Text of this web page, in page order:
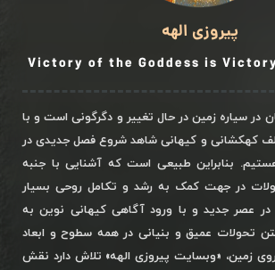
پیروزی الهه
Victory of the Goddess is
در سیاره زمین در حال تغییر و دگرگونی است و با
کهکشانی و کیهانی شاهد شروع فصل جدیدی در
بنابراین طبیعی است که آشنایی با جنبه
در جهت کمک به رشد و تکامل روحی بسیار
عصر جدید و با ورود آگاهی کیهانی نوین به
تحولات عمیق و بنیانی در همه سطوح و ابعاد
روی زمین، «وبسایت پیروزی الهه» تلاش دارد نقش